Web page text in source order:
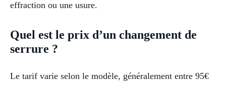
effraction ou une usure.
Quel est le prix d’un changement de
serrure ?
Le tarif varie selon le modèle, généralement entre 95€